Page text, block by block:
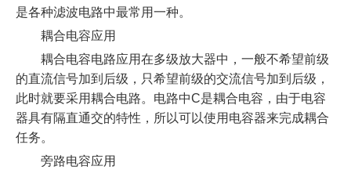
是各种滤波电路中最常用一种。
耦合电容应用
耦合电容电路应用在多级放大器中，一般不希望前级
的直流信号加到后级，只希望前级的交流信号加到后级，
此时就要采用耦合电路。电路中C是耦合电容，由于电容
器具有隔直通交的特性，所以可以使用电容器来完成耦合
任务。
旁路电容应用